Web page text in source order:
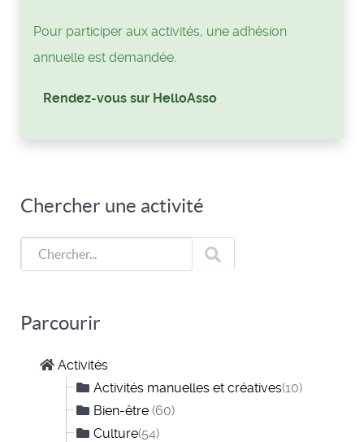
Pour participer aux activités, une adhésion
annuelle est demandée.
Rendez-vous sur HelloAsso
Chercher une activité
Parcourir
Activités
Activités manuelles et créatives(10)
Bien-être (60)
Culture(54)